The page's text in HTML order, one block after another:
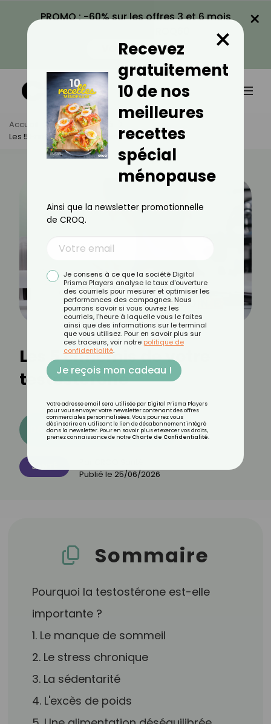
PROMO : -60% sur les offres 3 et 6 mois
VOIR LA PROMO
×
Accueil Actus
Santé
Les 5 Ennemis De Votre Testostérone
Les 5 ennemis de votre
testostérone
Découvrez les 11 menus CROQ
SANTÉ
Publié le 25/06/2026
Sommaire
Pourquoi la testostérone est-elle
importante ?
1. Le manque de sommeil
2. Le stress chronique
3. La sédentarité
4. L'excès de poids
Recevez
gratuitement
10 de nos
meilleures
recettes
spécial
ménopause
×
Ainsi que la newsletter promotionnelle
de CROQ.
Je consens à ce que la société Digital
Prisma Players analyse le taux d'ouverture
des courriels pour mesurer et optimiser les
performances des campagnes. Nous
pourrons savoir si vous ouvrez les
courriels, l'heure à laquelle vous le faites
ainsi que des informations sur le terminal
que vous utilisez. Pour en savoir plus sur
ces traceurs, voir notre politique de
confidentialité.
Je reçois mon cadeau !
Votre adresse email sera utilisée par Digital Prisma Players
pour vous envoyer votre newsletter contenant des offres
commerciales personnalisées. Vous pourrez vous
désinscrire en utilisant le lien de désabonnement intégré
dans la newsletter. Pour en savoir plus et exercer vos droits,
prenez connaissance de notre Charte de Confidentialité.